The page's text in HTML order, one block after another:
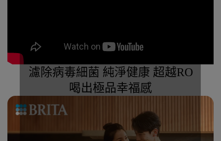
濾除病毒細菌 純淨健康 超越RO
喝出極品幸福感